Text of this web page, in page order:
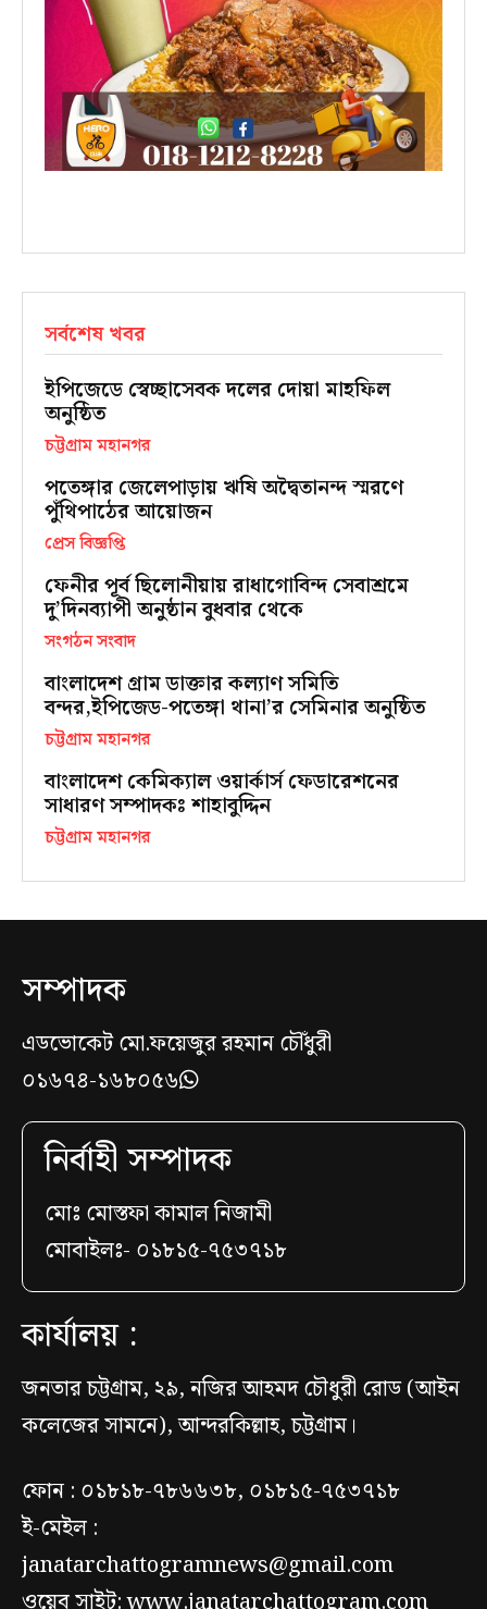
সর্বশেষ খবর
ইপিজেডে স্বেচ্ছাসেবক দলের দোয়া মাহফিল
অনুষ্ঠিত
চট্টগ্রাম মহানগর
পতেঙ্গার জেলেপাড়ায় ঋষি অদ্বৈতানন্দ স্মরণে
পুঁথিপাঠের আয়োজন
প্রেস বিজ্ঞপ্তি
ফেনীর পূর্ব ছিলোনীয়ায় রাধাগোবিন্দ সেবাশ্রমে
দু’দিনব্যাপী অনুষ্ঠান বুধবার থেকে
সংগঠন সংবাদ
বাংলাদেশ গ্রাম ডাক্তার কল্যাণ সমিতি
বন্দর,ইপিজেড-পতেঙ্গা থানা’র সেমিনার অনুষ্ঠিত
চট্টগ্রাম মহানগর
বাংলাদেশ কেমিক্যাল ওয়ার্কার্স ফেডারেশনের
সাধারণ সম্পাদকঃ শাহাবুদ্দিন
চট্টগ্রাম মহানগর
সম্পাদক
এডভোকেট মো.ফয়েজুর রহমান চৌঁধুরী
০১৬৭৪-১৬৮০৫৬
নির্বাহী সম্পাদক
মোঃ মোস্তফা কামাল নিজামী
মোবাইলঃ- ০১৮১৫-৭৫৩৭১৮
কার্যালয় :
জনতার চট্টগ্রাম, ২৯, নজির আহমদ চৌধুরী রোড (আইন
কলেজের সামনে), আন্দরকিল্লাহ, চট্টগ্রাম।
ফোন : ০১৮১৮-৭৮৬৬৩৮, ০১৮১৫-৭৫৩৭১৮
ই-মেইল :
janatarchattogramnews@gmail.com
ওয়েব সাইট: www.janatarchattogram.com